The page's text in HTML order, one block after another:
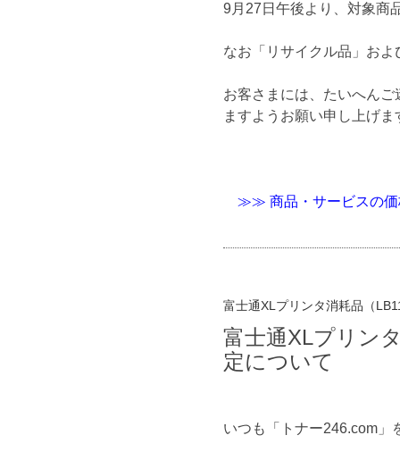
9月27日午後より、対象商
なお「リサイクル品」お
お客さまには、たいへん
ますようお願い申し上げま
≫≫ 商品・サービスの価
富士通XLプリンタ消耗品（
富士通XLプリン
定について
いつも「トナー246.com」